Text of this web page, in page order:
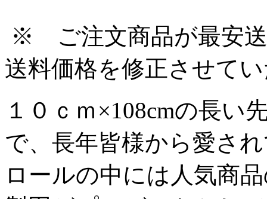
※ ご注文商品が最安送
送料価格を修正させて
１０ｃｍ×108cmの長い
で、長年皆様から愛さ
ロールの中には人気商